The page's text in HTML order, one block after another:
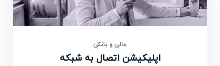
مالی و بانکی
اپلیکیشن اتصال به شبکه